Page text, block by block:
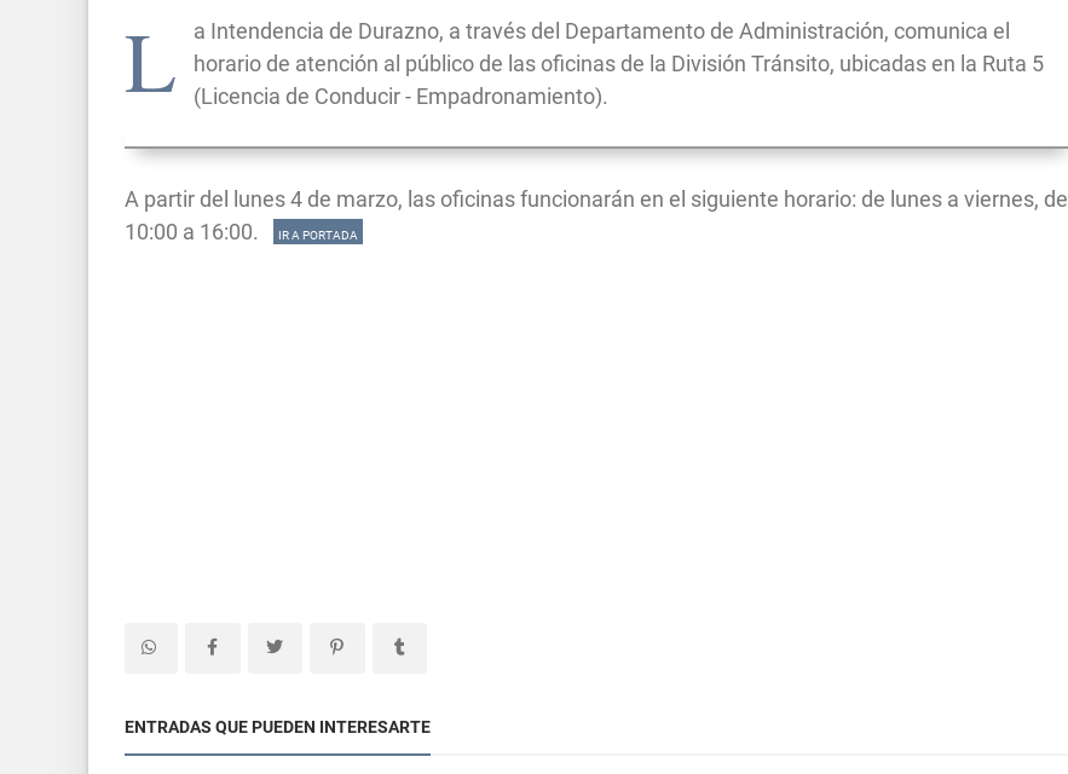
L
a Intendencia de Durazno, a través del Departamento de Administración, comunica el
horario de atención al público de las oficinas de la División Tránsito, ubicadas en la Ruta 5
(Licencia de Conducir - Empadronamiento).
A partir del lunes 4 de marzo, las oficinas funcionarán en el siguiente horario: de lunes a viernes, de
10:00 a 16:00.
IR A PORTADA
ENTRADAS QUE PUEDEN INTERESARTE